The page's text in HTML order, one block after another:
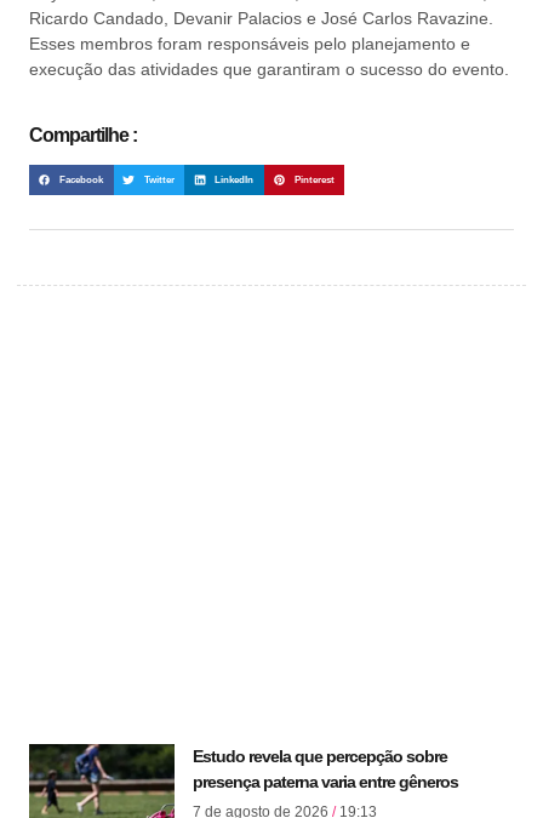
Ricardo Candado, Devanir Palacios e José Carlos Ravazine.
Esses membros foram responsáveis pelo planejamento e
execução das atividades que garantiram o sucesso do evento.
Compartilhe :
Facebook Twitter LinkedIn Pinterest
Estudo revela que percepção sobre
presença paterna varia entre gêneros
7 de agosto de 2026 19:13